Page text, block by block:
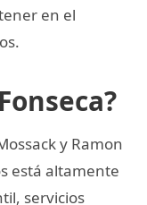
en el
y Ramon
está altamente
servicios